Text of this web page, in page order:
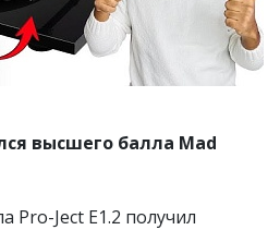
высшего балла Mad
Pro-Ject E1.2 получил